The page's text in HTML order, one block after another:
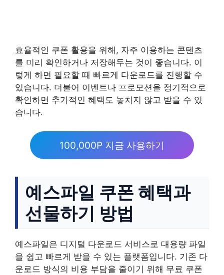
효율적인 쿠폰 활용을 위해, 자주 이용하는 콘텐츠
를 미리 확인하거나 저장해두는 것이 좋습니다. 이
렇게 하면 필요할 때 빠르게 다운로드를 진행할 수
있습니다. 더불어 이벤트나 프로모션을 정기적으로
확인하면 추가적인 혜택도 놓치지 않고 받을 수 있
습니다.
100,000P 지금 사용하기
예스파일 쿠폰 혜택과
선물하기 방법
예스파일은 디지털 다운로드 서비스로 대용량 파일
을 쉽고 빠르게 받을 수 있는 플랫폼입니다. 기존 다
운로드 방식의 비용 부담을 줄이기 위해 무료 쿠폰